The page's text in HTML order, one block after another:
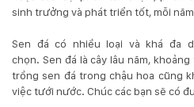
sinh trưởng và phát triển tốt, mỗi
Sen đá có nhiều loại và khá đa
chọn. Sen đá là cây lâu năm,
trồngsen đá trong chậu hoa cũng
việc tưới nước. Chúc các bạn sẽ có